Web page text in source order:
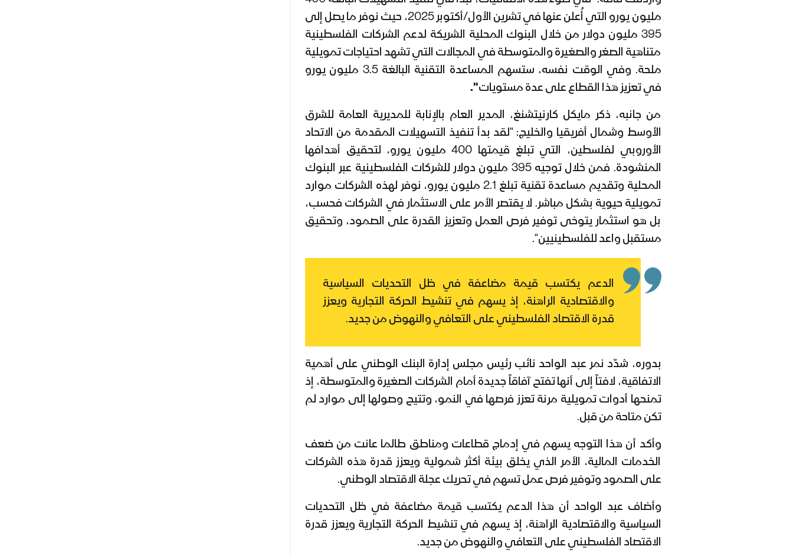
مليون يورو التي أُعلن عنها في تشرين الأول/أكتوبر 2025، حيث نوفر ما يصل إلى
395 مليون دولار من خلال البنوك المحلية الشريكة لدعم الشركات الفلسطينية
متناهية الصغر والصغيرة والمتوسطة في المجالات التي تشهد احتياجات تمويلية
ملحة. وفي الوقت نفسه، ستسهم المساعدة التقنية البالغة 3.5 مليون يورو
في تعزيز هذا القطاع على عدة مستويات".
من جانبه، ذكر مايكل كارنيتشنغ، المدير العام بالإنابة للمديرية العامة للشرق
الأوسط وشمال أفريقيا والخليج: "لقد بدأ تنفيذ التسهيلات المقدمة من الاتحاد
الأوروبي لفلسطين، التي تبلغ قيمتها 400 مليون يورو، لتحقيق أهدافها
المنشودة. فمن خلال توجيه 395 مليون دولار للشركات الفلسطينية عبر البنوك
المحلية وتقديم مساعدة تقنية تبلغ 2.1 مليون يورو، نوفر لهذه الشركات موارد
تمويلية حيوية بشكل مباشر. لا يقتصر الأمر على الاستثمار في الشركات فحسب،
بل هو استثمار يتوخى توفير فرص العمل وتعزيز القدرة على الصمود، وتحقيق
مستقبل واعد للفلسطينيين".
الدعم يكتسب قيمة مضاعفة في ظل التحديات السياسية
والاقتصادية الراهنة، إذ يسهم في تنشيط الحركة التجارية ويعزز
قدرة الاقتصاد الفلسطيني على التعافي والنهوض من جديد.
بدوره، شدّد نمر عبد الواحد نائب رئيس مجلس إدارة البنك الوطني على أهمية
الاتفاقية، لافتاً إلى أنها تفتح آفاقاً جديدة أمام الشركات الصغيرة والمتوسطة، إذ
تمنحها أدوات تمويلية مرنة تعزز فرصها في النمو، وتتيح وصولها إلى موارد لم
تكن متاحة من قبل.
وأكد أن هذا التوجه يسهم في إدماج قطاعات ومناطق طالما عانت من ضعف
الخدمات المالية، الأمر الذي يخلق بيئة أكثر شمولية ويعزز قدرة هذه الشركات
على الصمود وتوفير فرص عمل تسهم في تحريك عجلة الاقتصاد الوطني.
وأضاف عبد الواحد أن هذا الدعم يكتسب قيمة مضاعفة في ظل التحديات
السياسية والاقتصادية الراهنة، إذ يسهم في تنشيط الحركة التجارية ويعزز قدرة
الاقتصاد الفلسطيني على التعافي والنهوض من جديد.